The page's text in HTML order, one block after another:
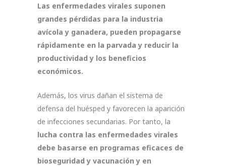
Las enfermedades virales suponen
grandes pérdidas para la industria
avícola y ganadera, pueden propagarse
rápidamente en la parvada y reducir la
productividad y los beneficios
económicos.
Además, los virus dañan el sistema de
defensa del huésped y favorecen la aparición
de infecciones secundarias. Por tanto, la
lucha contra las enfermedades virales
debe basarse en programas eficaces de
bioseguridad y vacunación y en